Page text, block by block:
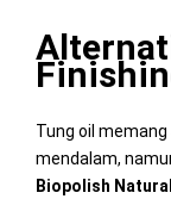
Tung oil
mendalam,
Biopolish